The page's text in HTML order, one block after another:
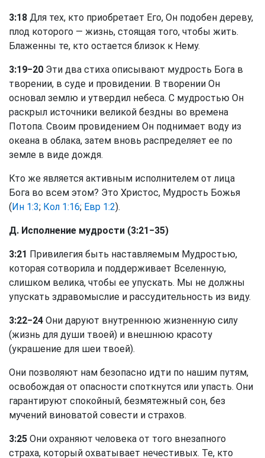
3:18 Для тех, кто приобретает Его, Он подобен дереву,
плод которого — жизнь, стоящая того, чтобы жить.
Блаженны те, кто остается близок к Нему.
3:19−20 Эти два стиха описывают мудрость Бога в
творении, в суде и провидении. В творении Он
основал землю и утвердил небеса. С мудростью Он
раскрыл источники великой бездны во времена
Потопа. Своим провидением Он поднимает воду из
океана в облака, затем вновь распределяет ее по
земле в виде дождя.
Кто же является активным исполнителем от лица
Бога во всем этом? Это Христос, Мудрость Божья
(Ин 1:3; Кол 1:16; Евр 1:2).
Д. Исполнение мудрости (3:21−35)
3:21 Привилегия быть наставляемым Мудростью,
которая сотворила и поддерживает Вселенную,
слишком велика, чтобы ее упускать. Мы не должны
упускать здравомыслие и рассудительность из виду.
3:22−24 Они даруют внутреннюю жизненную силу
(жизнь для души твоей) и внешнюю красоту
(украшение для шеи твоей).
Они позволяют нам безопасно идти по нашим путям,
освобождая от опасности споткнутся или упасть. Они
гарантируют спокойный, безмятежный сон, без
мучений виноватой совести и страхов.
3:25 Они охраняют человека от того внезапного
страха, который охватывает нечестивых. Те, кто